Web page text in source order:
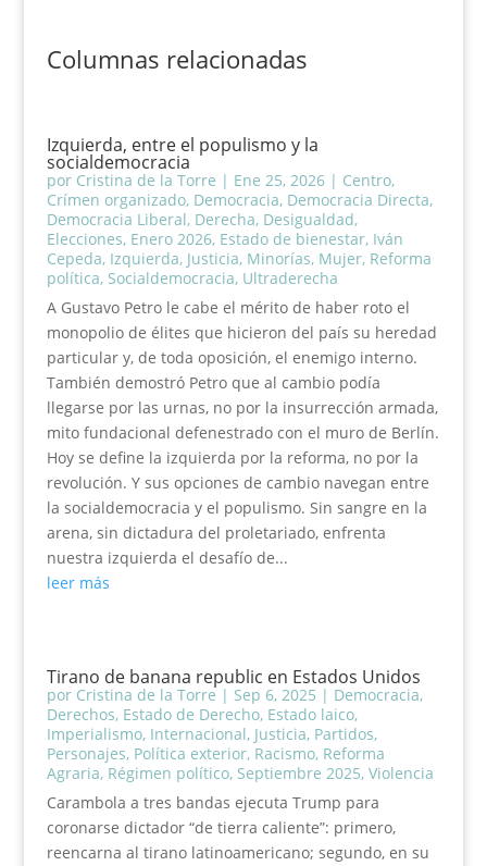
Columnas relacionadas
Izquierda, entre el populismo y la
socialdemocracia
por Cristina de la Torre | Ene 25, 2026| Centro,
Crímen organizado, Democracia, Democracia Directa,
Democracia Liberal, Derecha, Desigualdad,
Elecciones, Enero 2026, Estado de bienestar, Iván
Cepeda, Izquierda, Justicia, Minorías, Mujer, Reforma
política, Socialdemocracia, Ultraderecha
A Gustavo Petro le cabe el mérito de haber roto el
monopolio de élites que hicieron del país su heredad
particular y, de toda oposición, el enemigo interno.
También demostró Petro que al cambio podía
llegarse por las urnas, no por la insurrección armada,
mito fundacional defenestrado con el muro de Berlín.
Hoy se define la izquierda por la reforma, no por la
revolución. Y sus opciones de cambio navegan entre
la socialdemocracia y el populismo. Sin sangre en la
arena, sin dictadura del proletariado, enfrenta
nuestra izquierda el desafío de...
leer más
Tirano de banana republic en Estados Unidos
por Cristina de la Torre | Sep 6, 2025 | Democracia,
Derechos, Estado de Derecho, Estado laico,
Imperialismo, Internacional, Justicia, Partidos,
Personajes, Política exterior, Racismo, Reforma
Agraria, Régimen político, Septiembre 2025, Violencia
Carambola a tres bandas ejecuta Trump para
coronarse dictador “de tierra caliente”: primero,
reencarna al tirano latinoamericano; segundo, en su